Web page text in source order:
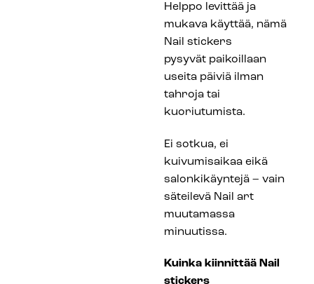
Helppo levittää ja
mukava käyttää, nämä
Nail stickers
pysyvät paikoillaan
useita päiviä ilman
tahroja tai
kuoriutumista.
Ei sotkua, ei
kuivumisaikaa eikä
salonkikäyntejä – vain
säteilevä Nail art
muutamassa
minuutissa.
Kuinka kiinnittää Nail
stickers